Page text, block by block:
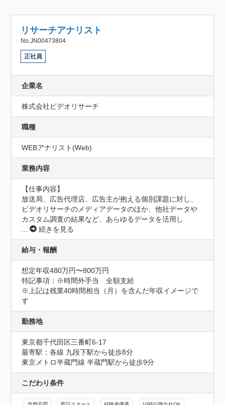
リサーチアナリスト
No.JN00473804
正社員
企業名
株式会社ビデオリサーチ
職種
WEBアナリスト(Web)
業務内容
【仕事内容】
放送局、広告代理店、広告主が抱える個別課題に対し、
ビデオリサーチのメディアデータのほか、他社データや
カスタム調査の結果など、あらゆるデータを活用し
...
続きを見る
給与・報酬
想定年収480万円〜800万円
特記事項：※時間外手当　全額支給
※上記は残業40時間相当（月）を含んだ年収イメージで
す
勤務地
東京都千代田区三番町6-17
最寄駅：各線 九段下駅から徒歩8分
東京メトロ半蔵門線 半蔵門駅から徒歩9分
こだわり条件